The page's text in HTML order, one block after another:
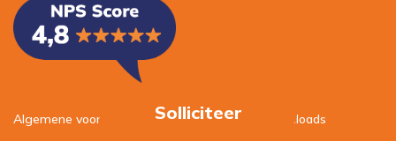
Solliciteer
Algemene voorwaarden –Privacybeleid Downloads